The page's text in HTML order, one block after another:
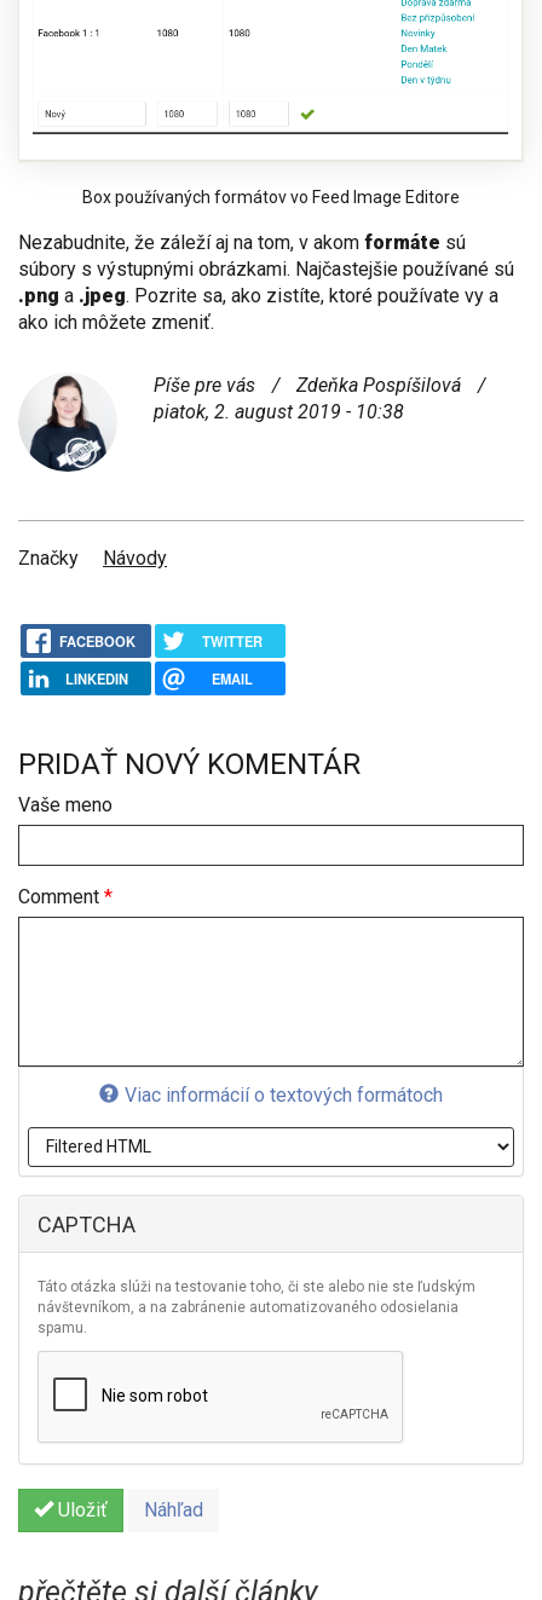
Box používaných formátov vo Feed Image Editore
Nezabudnite, že záleží aj na tom, v akom formáte sú
súbory s výstupnými obrázkami. Najčastejšie používané sú
.png a .jpeg. Pozrite sa, ako zistíte, ktoré používate vy a
ako ich môžete zmeniť.
Píše pre vás / Zdeňka Pospíšilová
/
piatok, 2. august 2019 - 10:38
Značky Návody
FACEBOOK
TWITTER
LINKEDIN
EMAIL
PRIDAŤ NOVÝ KOMENTÁR
Vaše meno
Comment *
Viac informácií o textových formátoch
CAPTCHA
Táto otázka slúži na testovanie toho, či ste alebo nie ste ľudským
návštevníkom, a na zabránenie automatizovaného odosielania
spamu.
Uložiť Náhľad
přečtěte si další články